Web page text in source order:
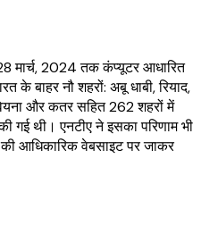
28 मार्च, 2024 तक कंप्यूटर आधारित
के बाहर नौ शहरों: अबू धाबी, रियाद,
और कतर सहित 262 शहरों में
गई थी। एनटीए ने इसका परिणाम भी
की आधिकारिक वेबसाइट पर जाकर